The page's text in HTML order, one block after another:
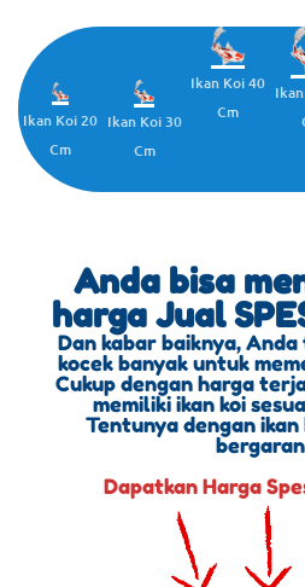
Ikan Koi 20
Cm
Ikan Koi 30
Cm
Ikan Koi 40
Cm
Anda bisa
harga Jual
Dan kabar baiknya,
kocek banyak untuk
Cukup dengan harga
memiliki ikan koi
Tentunya dengan
Dapatkan Harga